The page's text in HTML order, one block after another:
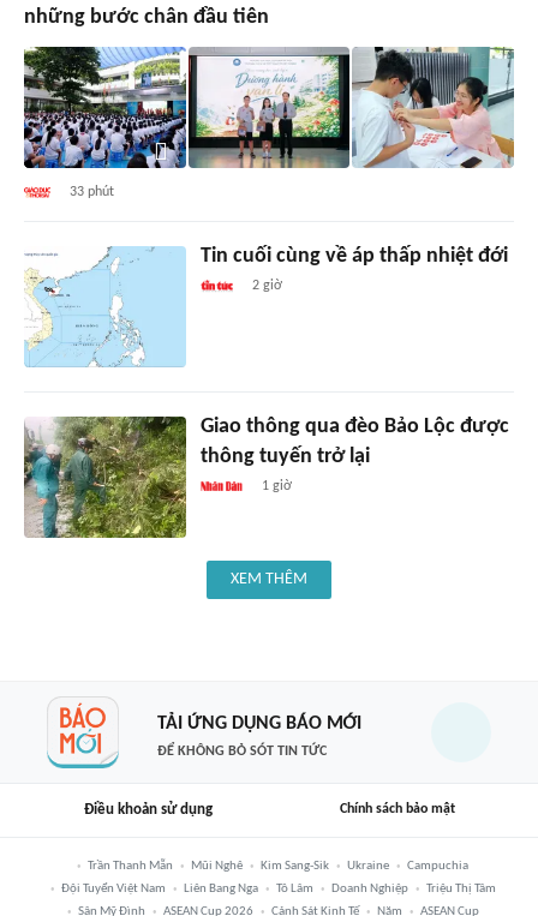
những bước chân đầu tiên
33 phút
Tin cuối cùng về áp thấp nhiệt đới
2 giờ
Giao thông qua đèo Bảo Lộc được
thông tuyến trở lại
1 giờ
XEM THÊM
TẢI ỨNG DỤNG BÁO MỚI
ĐỂ KHÔNG BỎ SÓT TIN TỨC
Điều khoản sử dụng Chính sách bảo mật
Trần Thanh Mẫn Mũi Nghê Kim Sang-Sik Ukraine
Campuchia
Đội Tuyển Việt Nam
Liên Bang Nga Tô Lâm Doanh Nghiệp
Triệu Thị Tâm
Sân Mỹ Đình
ASEAN Cup 2026 Cảnh Sát Kinh Tế Năm ASEAN Cup